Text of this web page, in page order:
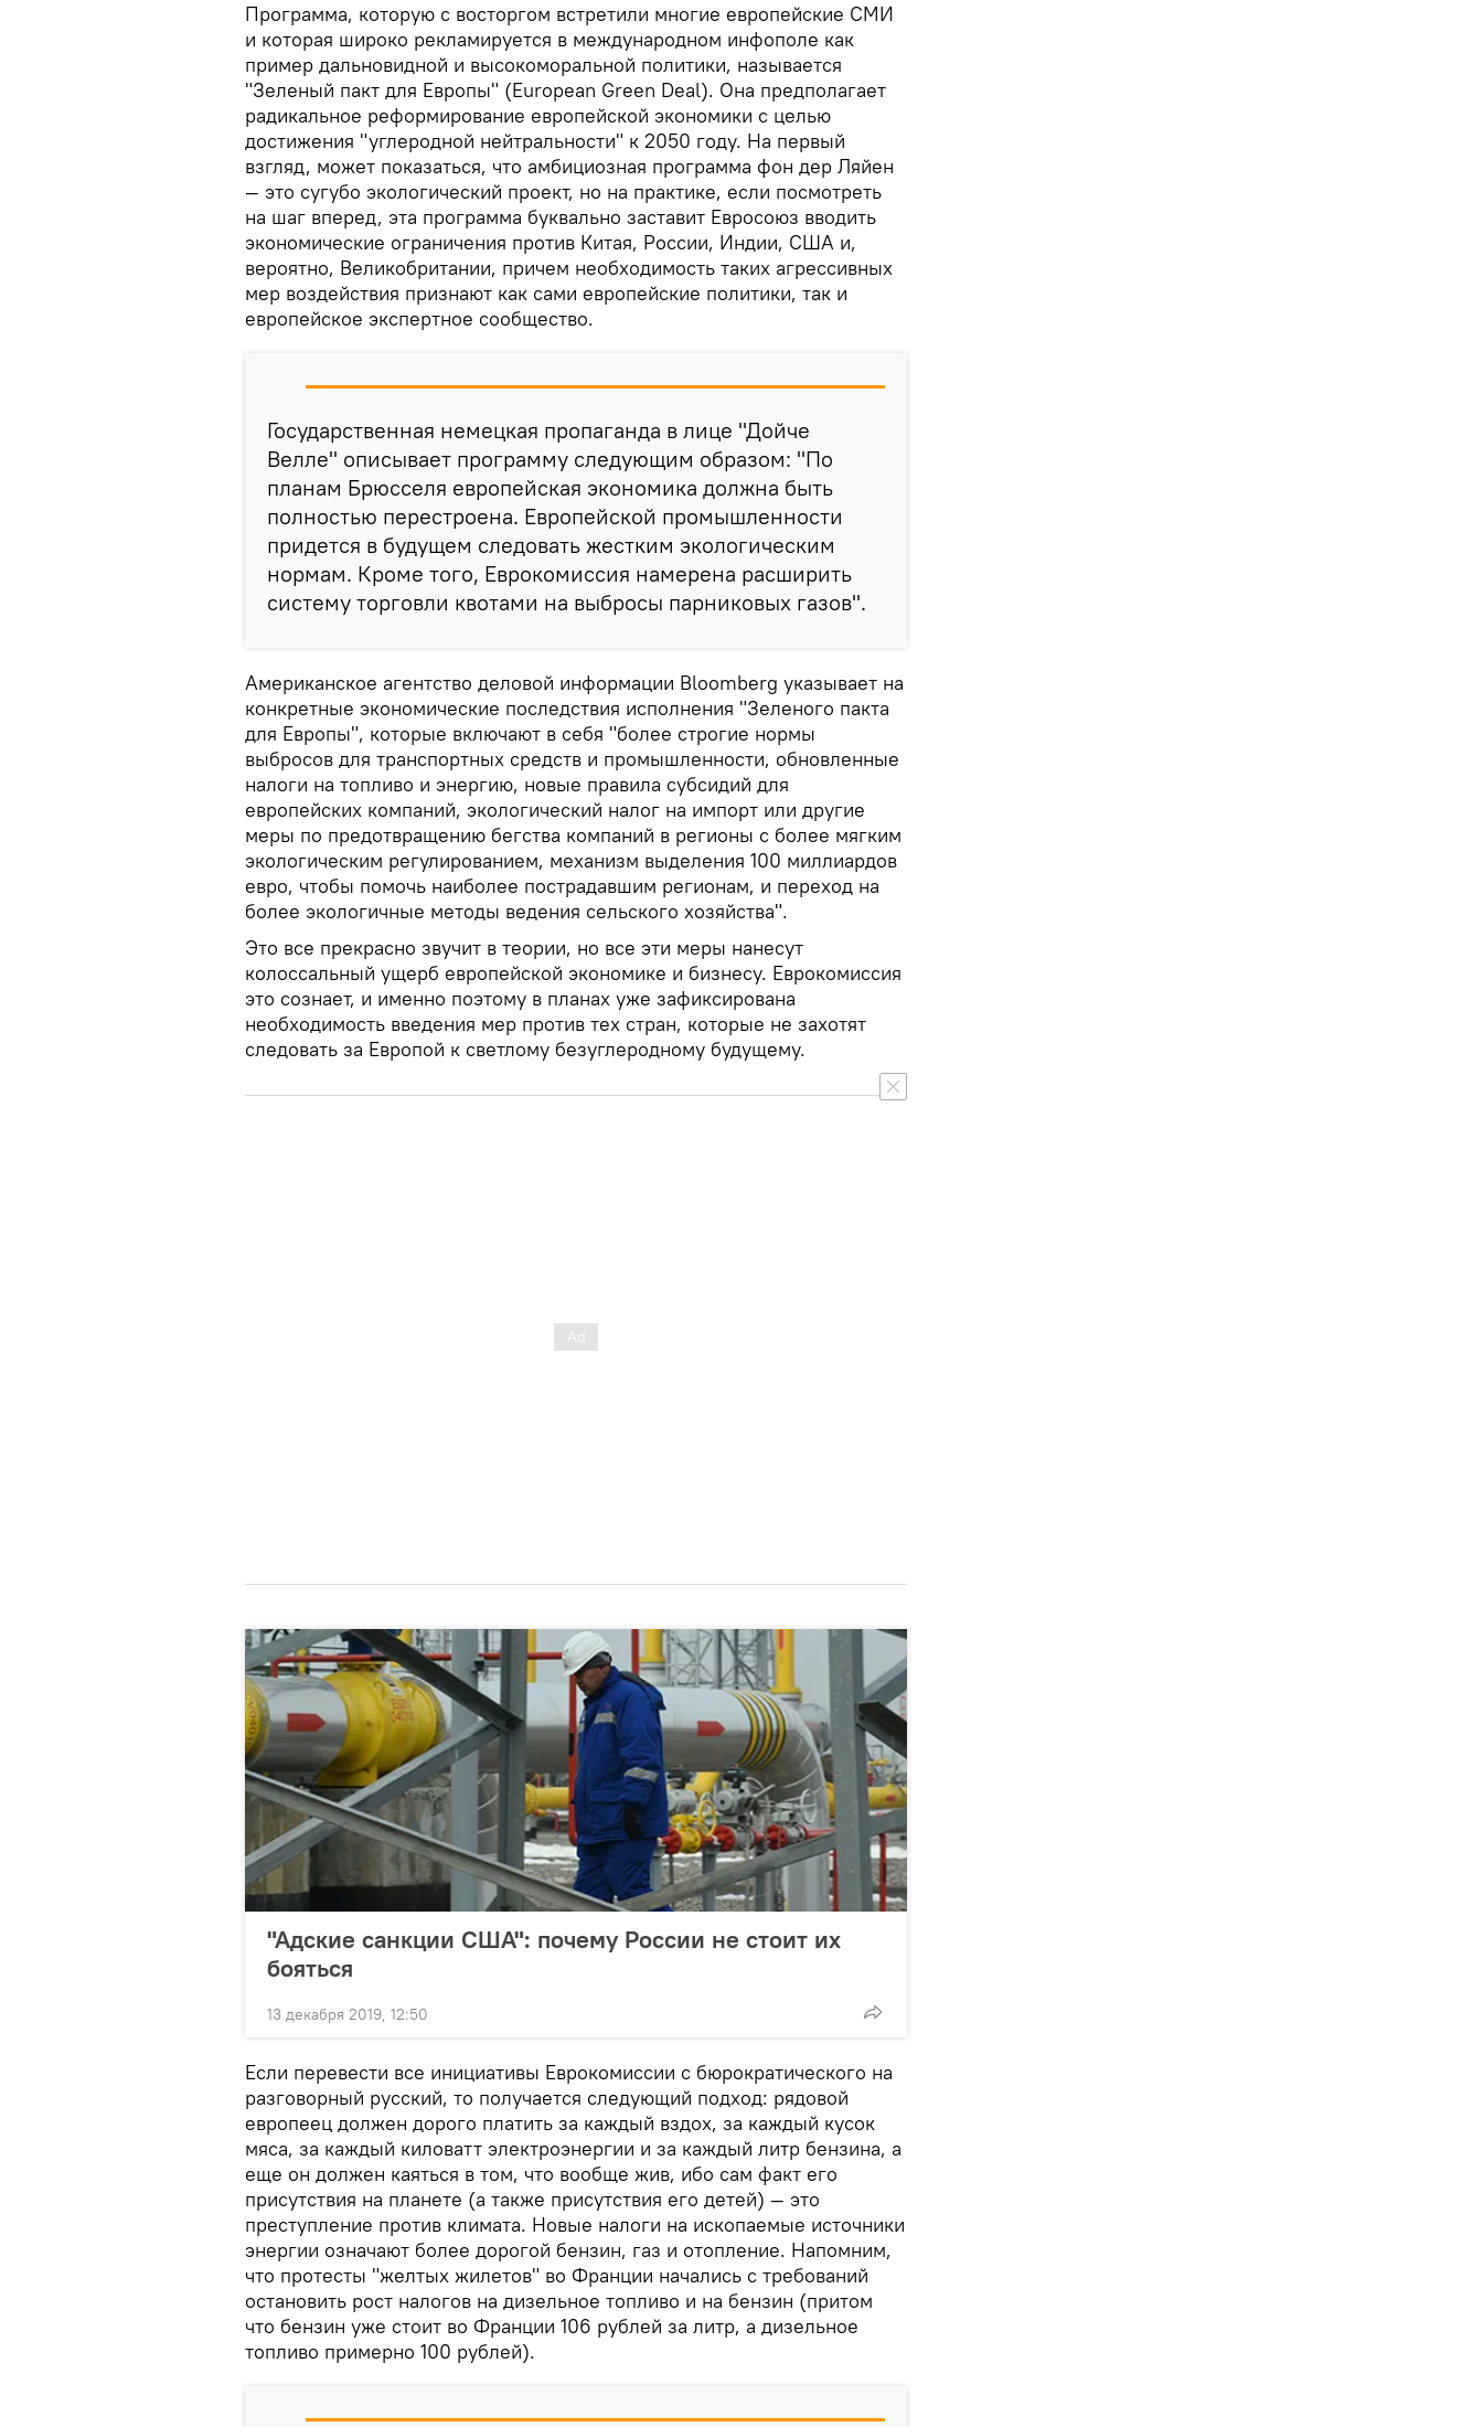
Программа, которую с восторгом встретили многие европейские СМИ
и которая широко рекламируется в международном инфополе как
пример дальновидной и высокоморальной политики, называется
"Зеленый пакт для Европы" (European Green Deal). Она предполагает
радикальное реформирование европейской экономики с целью
достижения "углеродной нейтральности" к 2050 году. На первый
взгляд, может показаться, что амбициозная программа фон дер Ляйен
— это сугубо экологический проект, но на практике, если посмотреть
на шаг вперед, эта программа буквально заставит Евросоюз вводить
экономические ограничения против Китая, России, Индии, США и,
вероятно, Великобритании, причем необходимость таких агрессивных
мер воздействия признают как сами европейские политики, так и
европейское экспертное сообщество.
Государственная немецкая пропаганда в лице "Дойче
Велле" описывает программу следующим образом: "По
планам Брюсселя европейская экономика должна быть
полностью перестроена. Европейской промышленности
придется в будущем следовать жестким экологическим
нормам. Кроме того, Еврокомиссия намерена расширить
систему торговли квотами на выбросы парниковых газов".
Американское агентство деловой информации Bloomberg указывает на
конкретные экономические последствия исполнения "Зеленого пакта
для Европы", которые включают в себя "более строгие нормы
выбросов для транспортных средств и промышленности, обновленные
налоги на топливо и энергию, новые правила субсидий для
европейских компаний, экологический налог на импорт или другие
меры по предотвращению бегства компаний в регионы с более мягким
экологическим регулированием, механизм выделения 100 миллиардов
евро, чтобы помочь наиболее пострадавшим регионам, и переход на
более экологичные методы ведения сельского хозяйства".
Это все прекрасно звучит в теории, но все эти меры нанесут
колоссальный ущерб европейской экономике и бизнесу. Еврокомиссия
это сознает, и именно поэтому в планах уже зафиксирована
необходимость введения мер против тех стран, которые не захотят
следовать за Европой к светлому безуглеродному будущему.
"Адские санкции США": почему России не стоит их
бояться
13 декабря 2019, 12:50
Если перевести все инициативы Еврокомиссии с бюрократического на
разговорный русский, то получается следующий подход: рядовой
европеец должен дорого платить за каждый вздох, за каждый кусок
мяса, за каждый киловатт электроэнергии и за каждый литр бензина, а
еще он должен каяться в том, что вообще жив, ибо сам факт его
присутствия на планете (а также присутствия его детей) — это
преступление против климата. Новые налоги на ископаемые источники
энергии означают более дорогой бензин, газ и отопление. Напомним,
что протесты "желтых жилетов" во Франции начались с требований
остановить рост налогов на дизельное топливо и на бензин (притом
что бензин уже стоит во Франции 106 рублей за литр, а дизельное
топливо примерно 100 рублей).